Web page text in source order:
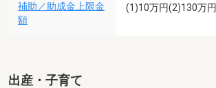
補助／助成金上限金
額
(1)10万円(2)130万円
出産・子育て